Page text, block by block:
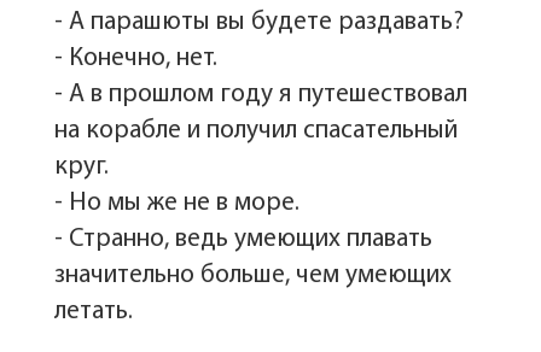
- А парашюты вы будете раздавать?
- Конечно, нет.
- А в прошлом году я путешествовал
на корабле и получил спасательный
круг.
- Но мы же не в море.
- Странно, ведь умеющих плавать
значительно больше, чем умеющих
летать.